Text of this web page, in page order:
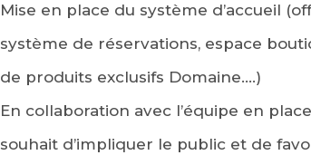
Mise en place du système d’accueil
système de réservations, espace
de produits exclusifs Domaine….)
En collaboration avec l’équipe en
souhait d’impliquer le public et de